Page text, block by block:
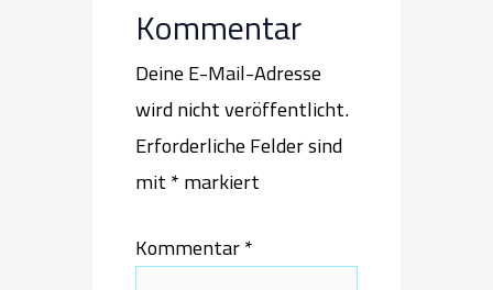
Kommentar
Deine E-Mail-Adresse
wird nicht veröffentlicht.
Erforderliche Felder sind
mit * markiert
Kommentar*